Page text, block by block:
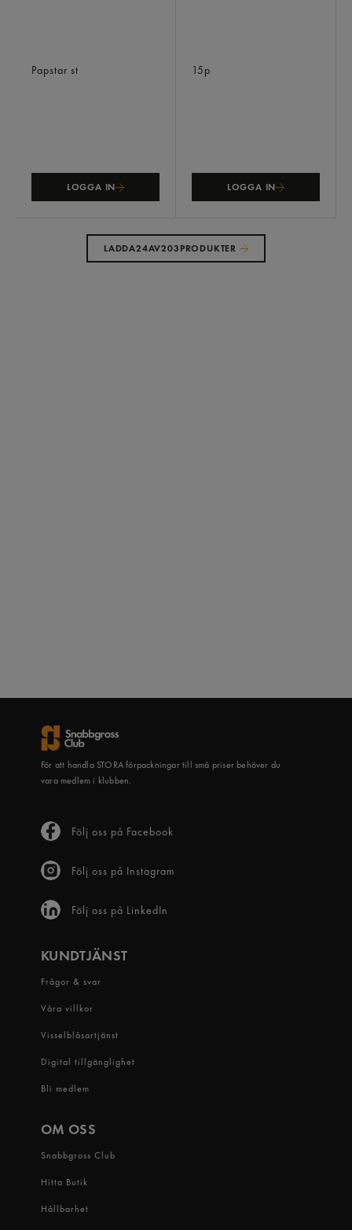
Papstar st
LOGGA IN
15p
LOGGA IN
LADDA24AV203PRODUKTER
För att handla STORA förpackningar till små priser behöver du
vara medlem i klubben.
Följ oss på Facebook
Följ oss på Instagram
Följ oss på LinkedIn
KUNDTJÄNST
Frågor & svar
Våra villkor
Visselblåsartjänst
Digital tillgänglighet
Bli medlem
OM OSS
Snabbgross Club
Hitta Butik
Hållbarhet